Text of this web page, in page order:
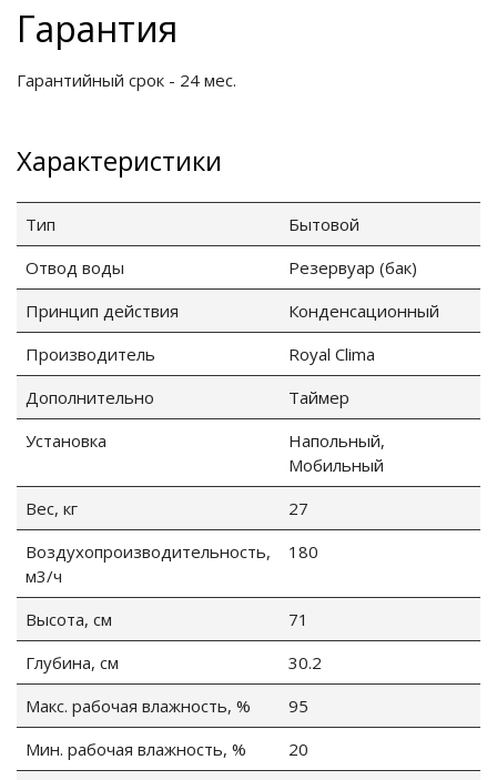
Гарантия
Гарантийный срок - 24 мес.
Характеристики
Тип
Бытовой
Отвод воды
Резервуар (бак)
Принцип действия
Конденсационный
Производитель
Royal Clima
Дополнительно
Таймер
Установка
Напольный,
Мобильный
Вес, кг
27
Воздухопроизводительность,
м3/ч
180
Высота, см
71
Глубина, см
30.2
Макс. рабочая влажность, %
95
Мин. рабочая влажность, %
20